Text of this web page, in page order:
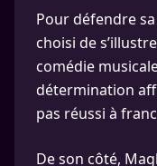
Pour défendre
choisi de
comédie
détermination
pas réussi à
De son côté,